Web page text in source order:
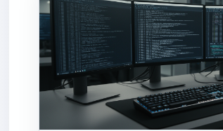
институты,
крупнейшие корпорации,
задачи экстремальной
отличие от универсальных